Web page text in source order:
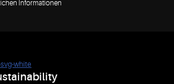
Informationen